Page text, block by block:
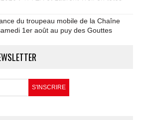
du troupeau mobile de la Chaîne
1er août au puy des Gouttes